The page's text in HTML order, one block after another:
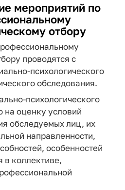
мероприятий по
отбору
проводятся с
психологического
обследования.
психологического
на оценку условий
обследуемых лиц, их
направленности,
особенностей
в коллективе,